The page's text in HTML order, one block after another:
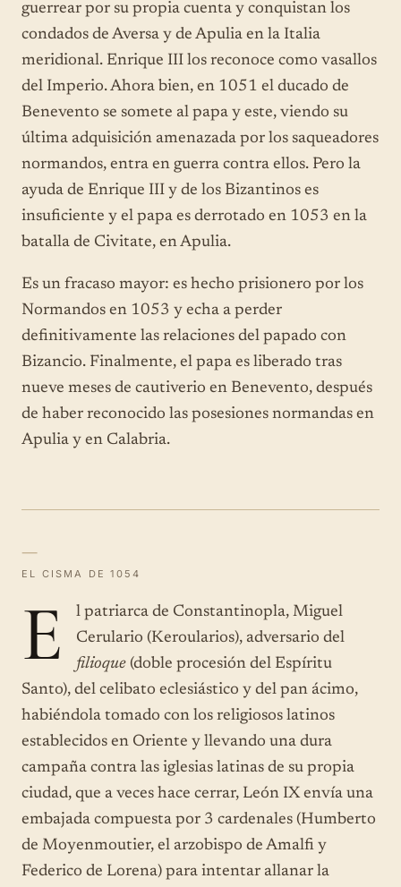
guerrear por su propia cuenta y conquistan los
condados de Aversa y de Apulia en la Italia
meridional. Enrique III los reconoce como vasallos
del Imperio. Ahora bien, en 1051 el ducado de
Benevento se somete al papa y este, viendo su
última adquisición amenazada por los saqueadores
normandos, entra en guerra contra ellos. Pero la
ayuda de Enrique III y de los Bizantinos es
insuficiente y el papa es derrotado en 1053 en la
batalla de Civitate, en Apulia.
Es un fracaso mayor: es hecho prisionero por los
Normandos en 1053 y echa a perder
definitivamente las relaciones del papado con
Bizancio. Finalmente, el papa es liberado tras
nueve meses de cautiverio en Benevento, después
de haber reconocido las posesiones normandas en
Apulia y en Calabria.
—
EL CISMA DE 1054
E
l patriarca de Constantinopla, Miguel
Cerulario (Keroularios), adversario del
filioque (doble procesión del Espíritu
Santo), del celibato eclesiástico y del pan ácimo,
habiéndola tomado con los religiosos latinos
establecidos en Oriente y llevando una dura
campaña contra las iglesias latinas de su propia
ciudad, que a veces hace cerrar, León IX envía una
embajada compuesta por 3 cardenales (Humberto
de Moyenmoutier, el arzobispo de Amalfi y
Federico de Lorena) para intentar allanar la